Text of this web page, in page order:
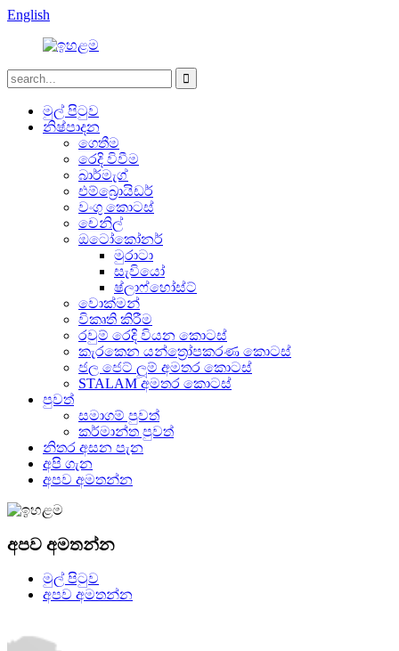
English
මුල් පිටුව
නිෂ්පාදන
ගෙතීම
රෙදි විවීම
බාර්මැග්
එම්බ්‍රොයිඩර්
වංගු කොටස්
චෙනිල්
ඔටෝකෝනර්
මුරාටා
සැවියෝ
ෂ්ලාෆ්හෝස්ට්
වොක්මන්
විකෘති කිරීම
රවුම් රෙදි වියන කොටස්
කැරකෙන යන්ත්‍රෝපකරණ කොටස්
ජල ජෙට් ලූම් අමතර කොටස්
STALAM අමතර කොටස්
පුවත්
සමාගම් පුවත්
කර්මාන්ත පුවත්
නිතර අසන පැන
අපි ගැන
අපව අමතන්න
අපව අමතන්න
මුල් පිටුව
අපව අමතන්න